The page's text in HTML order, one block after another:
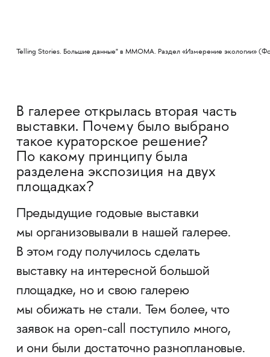
Telling Stories. Большие данные" в MMOMA. Раздел «Измерение экологии»
В галерее открылась вторая часть
выставки. Почему было выбрано
такое кураторское решение?
По какому принципу была
разделена экспозиция на двух
площадках?
Предыдущие годовые выставки
мы организовывали в нашей галерее.
В этом году получилось сделать
выставку на интересной большой
площадке, но и свою галерею
мы обижать не стали. Тем более, что
заявок на open-call поступило много,
и они были достаточно разноплановые.